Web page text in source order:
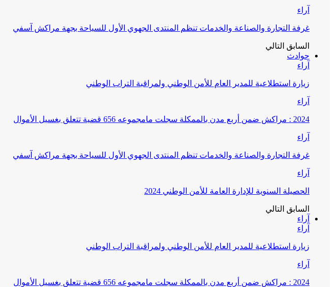
آراء
غرفة التجارة والصناعة والخدمات تنظم المنتدى الجهوي الأول للسياحة بجهة مراكش آسفي
السابق التالي
حوادث
آراء
زيارة استطلاعية للمدير العام للأمن الوطني ولمراقبة التراب الوطني
آراء
2024 : مراكش ضمن أربع مدن بالممكلة سجلت مامجموعه 656 قضية تتعلق بغسيل الأموال
آراء
غرفة التجارة والصناعة والخدمات تنظم المنتدى الجهوي الأول للسياحة بجهة مراكش آسفي
آراء
الحصيلة السنوية للإدارة العامة للأمن الوطني 2024
السابق التالي
آراء
آراء
زيارة استطلاعية للمدير العام للأمن الوطني ولمراقبة التراب الوطني
آراء
2024 : مراكش ضمن أربع مدن بالممكلة سجلت مامجموعه 656 قضية تتعلق بغسيل الأموال